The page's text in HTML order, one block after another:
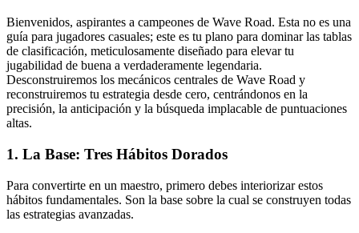
Bienvenidos, aspirantes a campeones de Wave Road. Esta no es una
guía para jugadores casuales; este es tu plano para dominar las tablas
de clasificación, meticulosamente diseñado para elevar tu
jugabilidad de buena a verdaderamente legendaria.
Desconstruiremos los mecánicos centrales de Wave Road y
reconstruiremos tu estrategia desde cero, centrándonos en la
precisión, la anticipación y la búsqueda implacable de puntuaciones
altas.
1. La Base: Tres Hábitos Dorados
Para convertirte en un maestro, primero debes interiorizar estos
hábitos fundamentales. Son la base sobre la cual se construyen todas
las estrategias avanzadas.